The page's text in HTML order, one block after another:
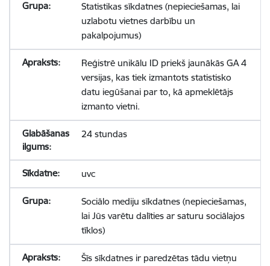
Statistikas sīkdatnes (nepieciešamas, lai
uzlabotu vietnes darbību un
pakalpojumus)
Reģistrē unikālu ID priekš jaunākās GA 4
versijas, kas tiek izmantots statistisko
datu iegūšanai par to, kā apmeklētājs
izmanto vietni.
24 stundas
uvc
Sociālo mediju sīkdatnes (nepieciešamas,
lai Jūs varētu dalīties ar saturu sociālajos
tīklos)
Šīs sīkdatnes ir paredzētas tādu vietņu